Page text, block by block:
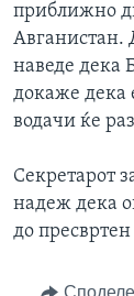
приближно
Авганистан.
наведе дека
докаже дека
водачи ќе
Секретарот
надеж дека
до